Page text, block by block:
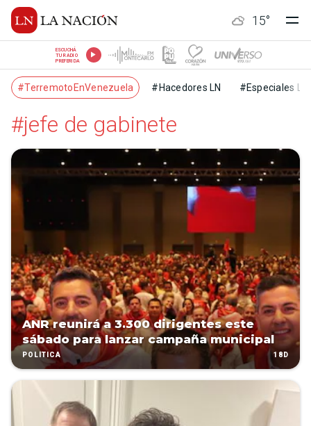
15°
ESCUCHÁ
TU RADIO
PREFERIDA
#TerremotoEnVenezuela #Hacedores LN #Especiales LN
#jefe de gabinete
ANR reunirá a 3.300 dirigentes este
sábado para lanzar campaña municipal
POLÍTICA 18D